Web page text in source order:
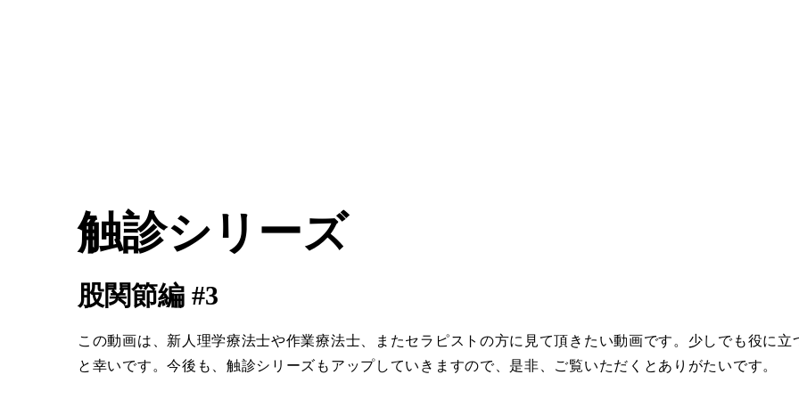
触診シリーズ
股関節編 #3
この動画は、新人理学療法士や作業療法士、またセラピストの方に見て頂きたい動画です。少しでも役に立
と幸いです。今後も、触診シリーズもアップしていきますので、是非、ご覧いただくとありがたいです。